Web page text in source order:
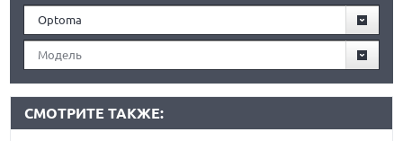
Optoma
Модель
СМОТРИТЕ ТАКЖЕ: